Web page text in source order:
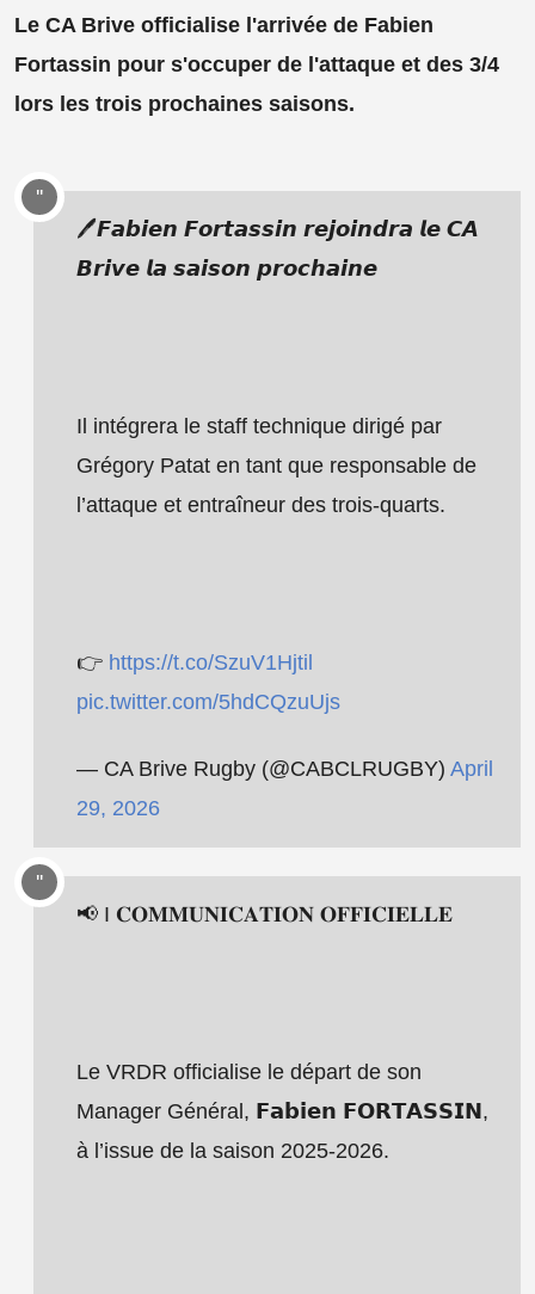
Le CA Brive officialise l'arrivée de Fabien
Fortassin pour s'occuper de l'attaque et des 3/4
lors les trois prochaines saisons.
🖊️𝙁𝙖𝙗𝙞𝙚𝙣 𝙁𝙤𝙧𝙩𝙖𝙨𝙨𝙞𝙣 𝙧𝙚𝙟𝙤𝙞𝙣𝙙𝙧𝙖 𝙡𝙚 𝘾𝘼
𝘽𝙧𝙞𝙫𝙚 𝙡𝙖 𝙨𝙖𝙞𝙨𝙤𝙣 𝙥𝙧𝙤𝙘𝙝𝙖𝙞𝙣𝙚
Il intégrera le staff technique dirigé par
Grégory Patat en tant que responsable de
l’attaque et entraîneur des trois-quarts.
👉 https://t.co/SzuV1Hjtil
pic.twitter.com/5hdCQzuUjs
— CA Brive Rugby (@CABCLRUGBY) April
29, 2026
📢 I 𝐂𝐎𝐌𝐌𝐔𝐍𝐈𝐂𝐀𝐓𝐈𝐎𝐍 𝐎𝐅𝐅𝐈𝐂𝐈𝐄𝐋𝐋𝐄
Le VRDR officialise le départ de son
Manager Général, 𝗙𝗮𝗯𝗶𝗲𝗻 𝗙𝗢𝗥𝗧𝗔𝗦𝗦𝗜𝗡,
à l’issue de la saison 2025-2026.​